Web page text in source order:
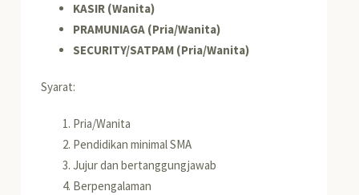
KASIR (Wanita)
PRAMUNIAGA (Pria/Wanita)
SECURITY/SATPAM (Pria/Wanita)
Syarat:
Pria/Wanita
Pendidikan minimal SMA
Jujur dan bertanggungjawab
Berpengalaman